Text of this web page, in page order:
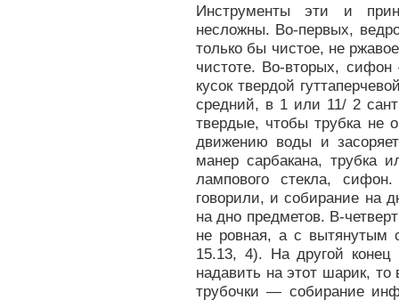
Инструменты эти и
несложны. Во-первых,
только бы чистое, не
чистоте. Во-вторых,
кусок твердой
средний, в 1 или 11/ 2
твердые, чтобы трубка не
движению воды и
манер сарбакана, трубка
лампового стекла,
говорили, и собирание на
на дно предметов. В-
не ровная, а с вытянутым
15.13, 4). На другой конец
надавить на этот шарик,
трубочки — собирание